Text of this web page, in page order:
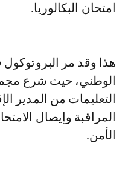
امتحان البكالوريا.
هذا وقد مر
الوطني، حيث شرع
التعليمات من المدير
المراقبة وإيصال
الأمن.